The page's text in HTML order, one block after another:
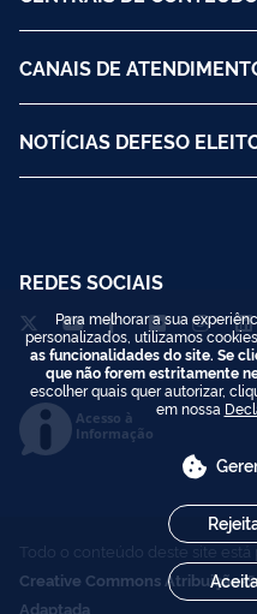
CANAIS DE
NOTÍCIAS DEFESO
REDES SOCIAIS
Acesso à
Informação
Todo o conteúdo deste site
Creative Commons Atribuição-
Adaptada
Para melhorar a sua
personalizados, utilizamos cookies.
as funcionalidades do site. Se
que não forem estritamente
escolher quais quer autorizar,
em nossa